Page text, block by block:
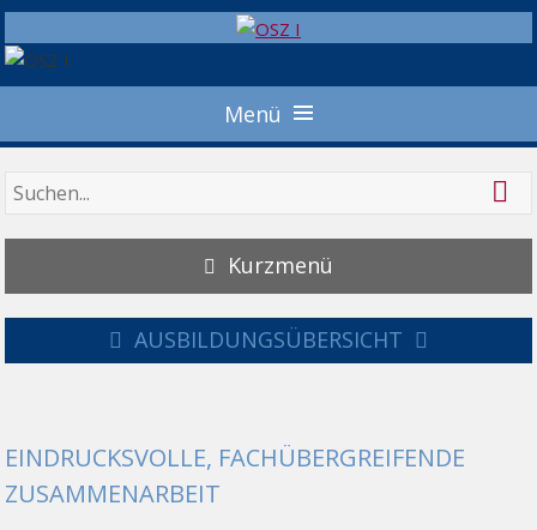
Menü
Kurzmenü
AUSBILDUNGSÜBERSICHT
EINDRUCKSVOLLE, FACHÜBERGREIFENDE
ZUSAMMENARBEIT